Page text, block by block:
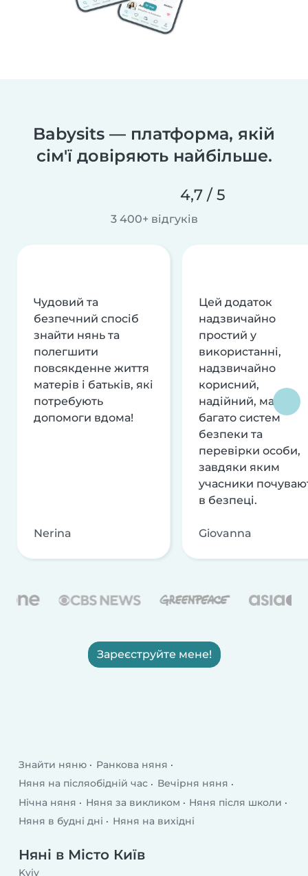
Babysits — платформа, якій
сім'ї довіряють найбільше.
4,7 / 5
3 400+ відгуків
Чудовий та
безпечний спосіб
знайти нянь та
полегшити
повсякденне життя
матерів і батьків, які
потребують
допомоги вдома!
Nerina
Цей додаток
надзвичайно
простий у
використанні,
надзвичайно
корисний,
надійний, має
багато систем
безпеки та
перевірки особи,
завдяки яким
учасники
в безпеці.
Giovanna
Зареєструйте мене!
Знайти няню
Ранкова няня
Няня на післяобідній час
Вечірня няня
Нічна няня
Няня за викликом
Няня після школи
Няня в будні дні
Няня на вихідні
Няні в Місто Київ
Kyiv